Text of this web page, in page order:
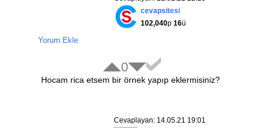
cevapsitesi
102,040p 16ü
Yorum Ekle
0
Hocam rica etsem bir örnek yapıp eklermisiniz?
Cevaplayan: 14.05.21 19:01